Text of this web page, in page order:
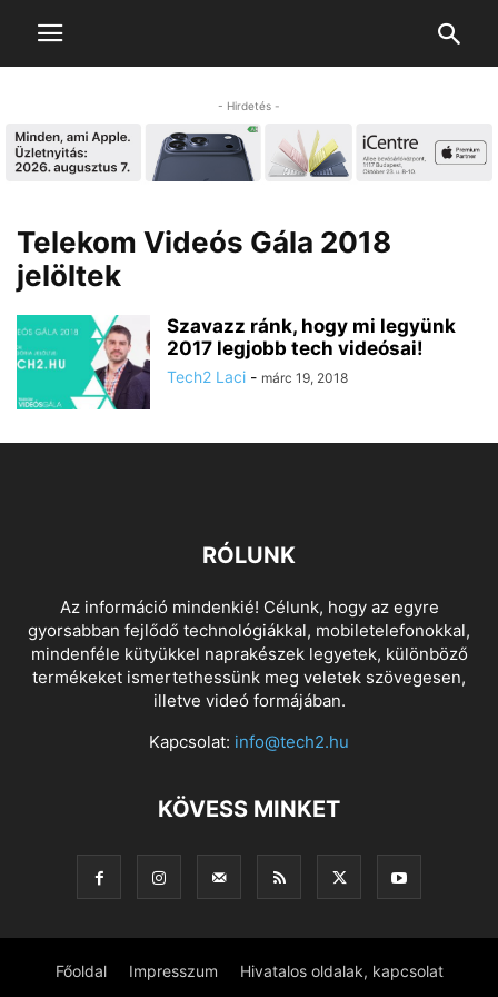
- Hirdetés -
Telekom Videós Gála 2018
jelöltek
Szavazz ránk, hogy mi legyünk
2017 legjobb tech videósai!
Tech2 Laci - márc 19, 2018
RÓLUNK
Az információ mindenkié! Célunk, hogy az egyre
gyorsabban fejlődő technológiákkal, mobiletelefonokkal,
mindenféle kütyükkel naprakészek legyetek, különböző
termékeket ismertethessünk meg veletek szövegesen,
illetve videó formájában.
Kapcsolat: info@tech2.hu
KÖVESS MINKET
Főoldal Impresszum Hivatalos oldalak, kapcsolat